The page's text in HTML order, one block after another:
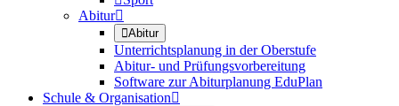
Abitur
Abitur
Unterrichtsplanung in der Oberstufe
Abitur- und Prüfungsvorbereitung
Software zur Abiturplanung EduPlan
Schule & Organisation